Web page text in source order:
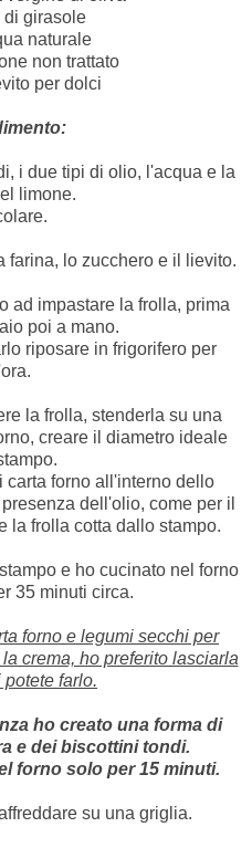
di girasole
naturale
non trattato
per dolci
i due tipi di olio, l'acqua e la
limone.
farina, lo zucchero e il lievito.
ad impastare la frolla, prima
poi a mano.
riposare in frigorifero per
la frolla, stenderla su una
creare il diametro ideale
carta forno all'interno dello
dell'olio, come per il
la frolla cotta dallo stampo.
e ho cucinato nel forno
35 minuti circa.
forno e legumi secchi per
crema, ho preferito lasciarla
farlo.
ho creato una forma di
e dei biscottini tondi.
forno solo per 15 minuti.
su una griglia.